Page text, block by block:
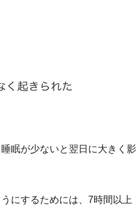
眠が少ないと翌日に大きく影
にするためには、7時間以上